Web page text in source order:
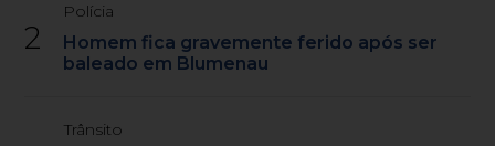
2
Polícia
Homem fica gravemente ferido após ser
baleado em Blumenau
Trânsito